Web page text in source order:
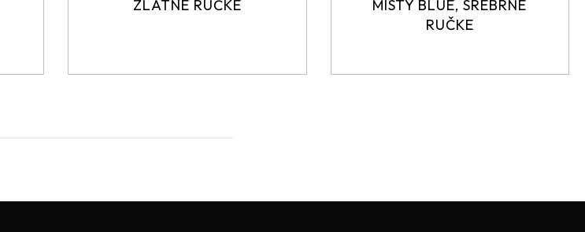
ZLATNE RUČKE
MISTY BLUE, SREBRNE
RUČKE